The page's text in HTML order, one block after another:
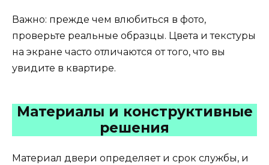
Важно: прежде чем влюбиться в фото,
проверьте реальные образцы. Цвета и текстуры
на экране часто отличаются от того, что вы
увидите в квартире.
Материалы и конструктивные
решения
Материал двери определяет и срок службы, и